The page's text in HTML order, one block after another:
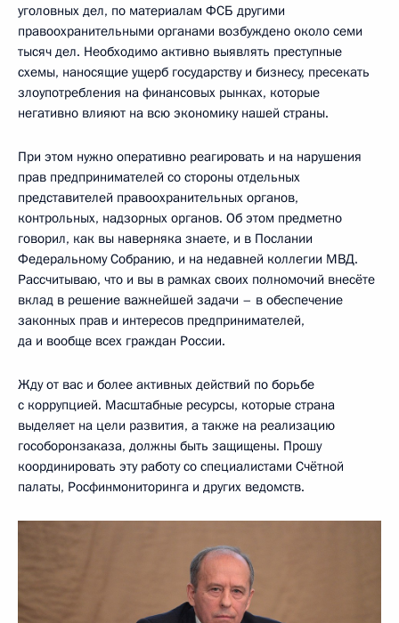
уголовных дел, по материалам ФСБ другими
правоохранительными органами возбуждено около семи
тысяч дел. Необходимо активно выявлять преступные
схемы, наносящие ущерб государству и бизнесу, пресекать
злоупотребления на финансовых рынках, которые
негативно влияют на всю экономику нашей страны.
При этом нужно оперативно реагировать и на нарушения
прав предпринимателей со стороны отдельных
представителей правоохранительных органов,
контрольных, надзорных органов. Об этом предметно
говорил, как вы наверняка знаете, и в Послании
Федеральному Собранию, и на недавней коллегии МВД.
Рассчитываю, что и вы в рамках своих полномочий внесёте
вклад в решение важнейшей задачи – в обеспечение
законных прав и интересов предпринимателей,
да и вообще всех граждан России.
Жду от вас и более активных действий по борьбе
с коррупцией. Масштабные ресурсы, которые страна
выделяет на цели развития, а также на реализацию
гособоронзаказа, должны быть защищены. Прошу
координировать эту работу со специалистами Счётной
палаты, Росфинмониторинга и других ведомств.